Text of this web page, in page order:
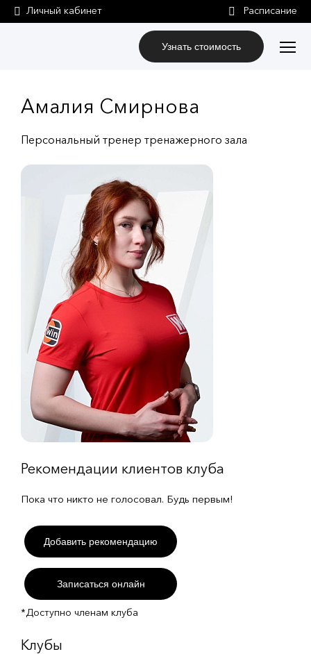
Личный кабинет
Узнать стоимость
Амалия Смирнова
Персональный тренер тренажерного зала
Рекомендации клиентов клуба
Пока что никто не голосовал. Будь первым!
Добавить рекомендацию
Записаться онлайн
*Доступно членам клуба
Клубы